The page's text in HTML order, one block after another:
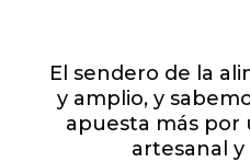
El sendero de la
y amplio, y
apuesta más por
artesanal y